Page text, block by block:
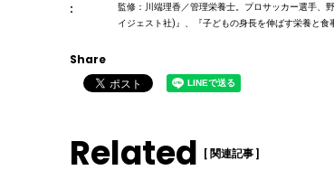
:
監修：川端理香／管理栄養士。プロサッカー選手、
イジェスト社)』、『子どもの身長を伸ばす栄養と食
Share
Related [ 関連記事 ]